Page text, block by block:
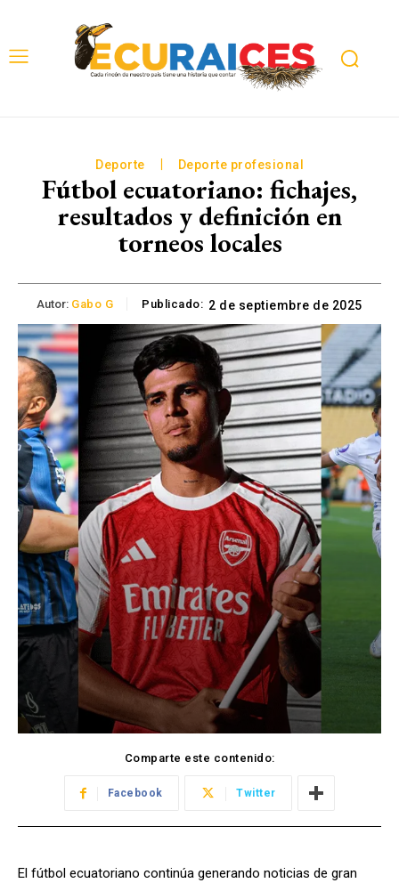
Deporte Deporte profesional
Fútbol ecuatoriano: fichajes,
resultados y definición en
torneos locales
Autor: Gabo G Publicado: 2 de septiembre de 2025
Comparte este contenido:
Facebook Twitter
El fútbol ecuatoriano continúa generando noticias de gran